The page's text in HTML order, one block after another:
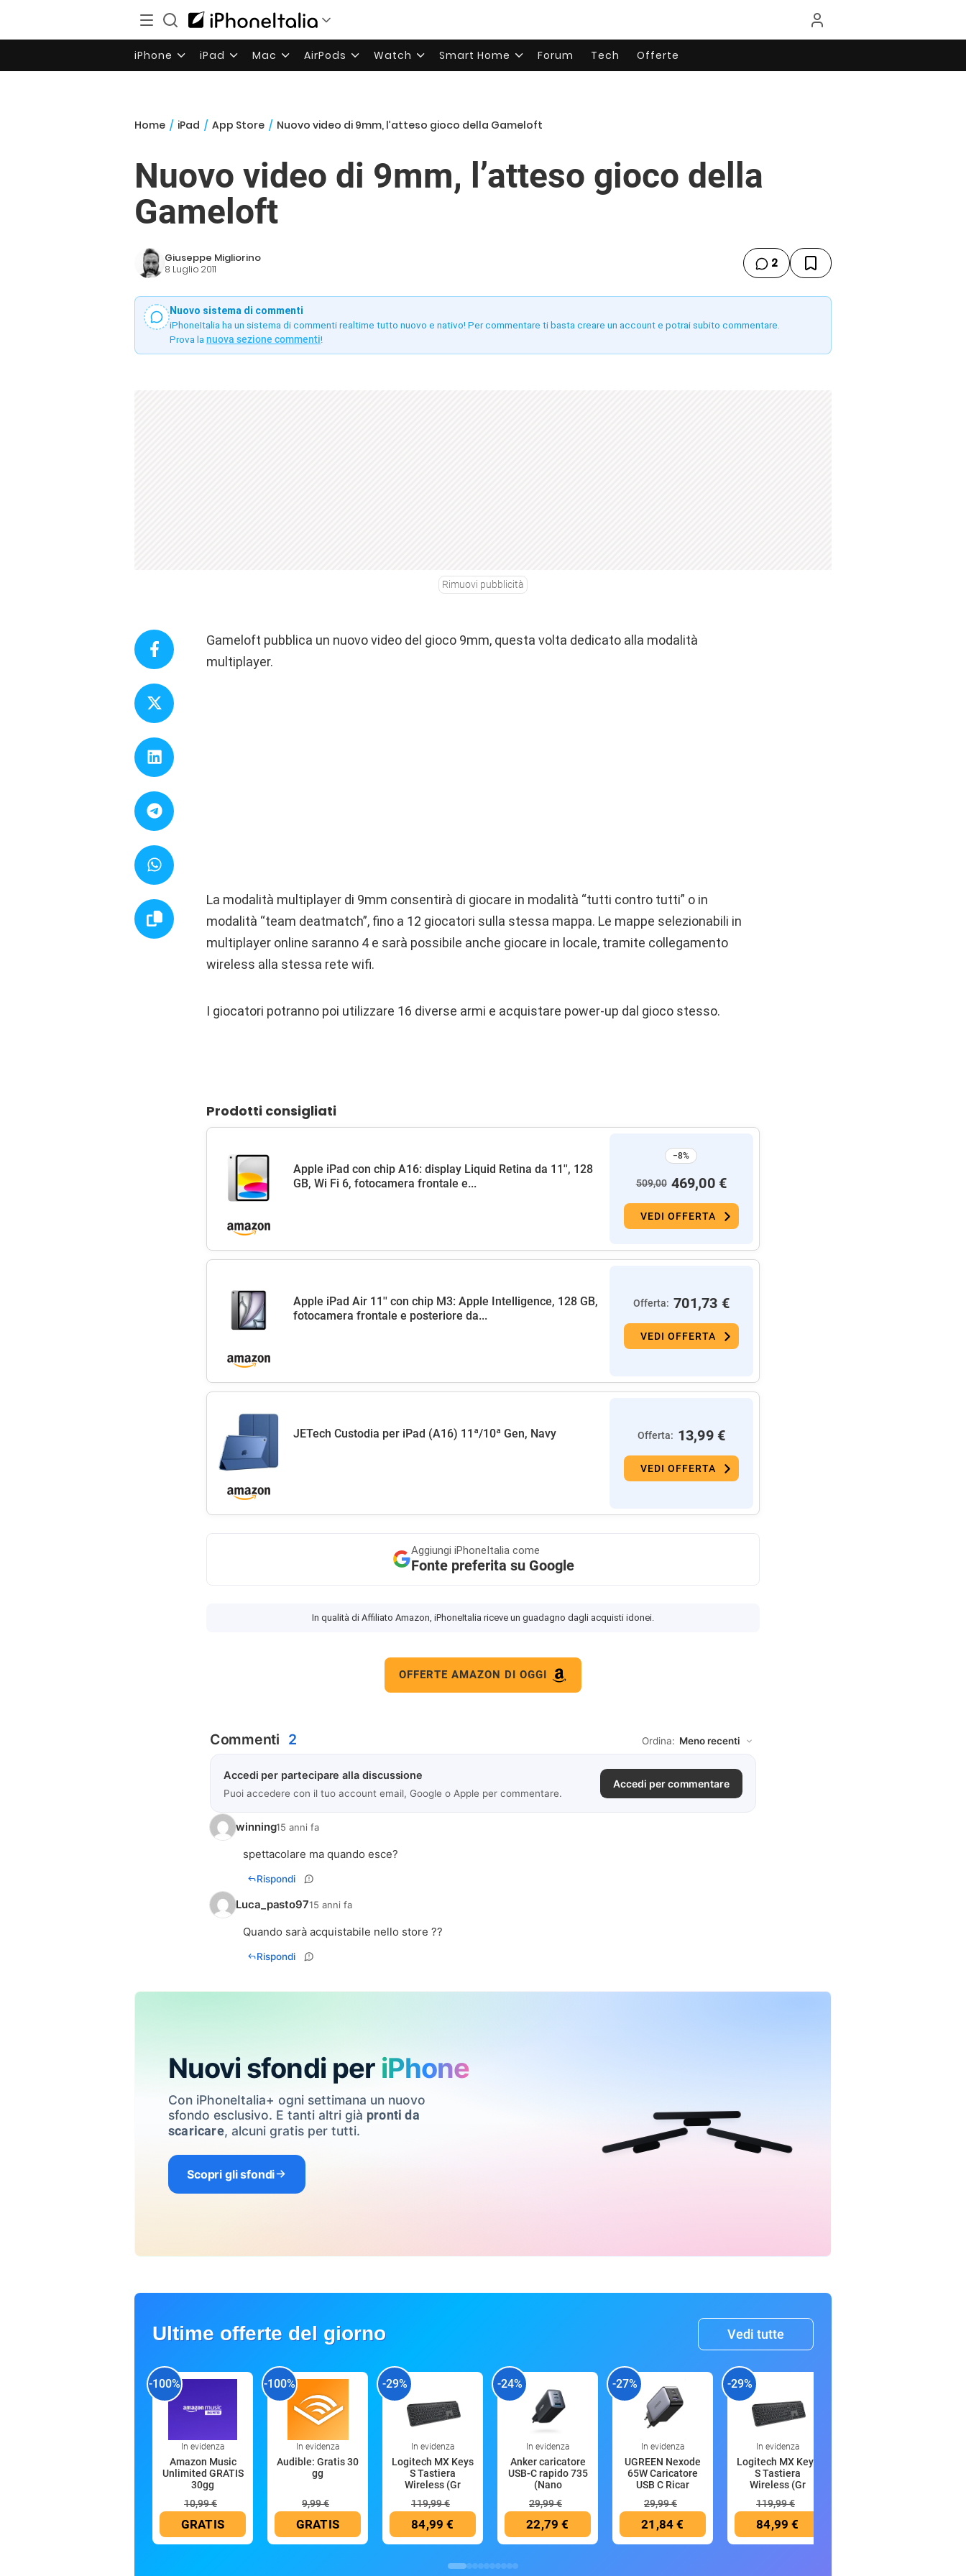
iPhone iPad Mac AirPods Watch Smart Home Forum Tech Offerte
Home / iPad / App Store / Nuovo video di 9mm, l’atteso gioco della Gameloft
Nuovo video di 9mm, l’atteso gioco della
Gameloft
Giuseppe Migliorino
8 Luglio 2011 2
Nuovo sistema di commenti
iPhoneItalia ha un sistema di commenti realtime tutto nuovo e nativo! Per commentare ti basta creare un account e potrai subito commentare.
Prova la nuova sezione commenti!
Rimuovi pubblicità
Gameloft pubblica un nuovo video del gioco 9mm, questa volta dedicato alla modalità
multiplayer.
La modalità multiplayer di 9mm consentirà di giocare in modalità “tutti contro tutti” o in
modalità “team deatmatch”, fino a 12 giocatori sulla stessa mappa. Le mappe selezionabili in
multiplayer online saranno 4 e sarà possibile anche giocare in locale, tramite collegamento
wireless alla stessa rete wifi.
I giocatori potranno poi utilizzare 16 diverse armi e acquistare power-up dal gioco stesso.
Prodotti consigliati
Apple iPad con chip A16: display Liquid Retina da 11'', 128
GB, Wi Fi 6, fotocamera frontale e...
−8%
509,00 469,00 €
VEDI OFFERTA
Apple iPad Air 11'' con chip M3: Apple Intelligence, 128 GB,
fotocamera frontale e posteriore da...
Offerta: 701,73 €
VEDI OFFERTA
JETech Custodia per iPad (A16) 11ª/10ª Gen, Navy Offerta: 13,99 €
VEDI OFFERTA
Aggiungi iPhoneItalia come
Fonte preferita su Google
In qualità di Affiliato Amazon, iPhoneItalia riceve un guadagno dagli acquisti idonei.
OFFERTE AMAZON DI OGGI
Commenti 2 Ordina:
Accedi per partecipare alla discussione
Puoi accedere con il tuo account email, Google o Apple per commentare.
Accedi per commentare
winning15 anni fa
spettacolare ma quando esce?
Rispondi
Luca_pasto9715 anni fa
Rispondi
Nuovi sfondi per iPhone
Con iPhoneItalia+ ogni settimana un nuovo
sfondo esclusivo. E tanti altri già pronti da
scaricare, alcuni gratis per tutti.
Scopri gli sfondi
Ultime offerte del giorno Vedi tutte
-100%
In evidenza
Amazon Music
Unlimited GRATIS
30gg
10,99 €
GRATIS
-100%
In evidenza
Audible: Gratis 30
gg
9,99 €
GRATIS
-29%
In evidenza
Logitech MX Keys
S Tastiera
Wireless (Gr
119,99 €
84,99 €
-24%
In evidenza
Anker caricatore
USB-C rapido 735
(Nano
29,99 €
22,79 €
-27%
In evidenza
UGREEN Nexode
65W Caricatore
USB C Ricar
29,99 €
21,84 €
-29%
In evidenza
Logitech MX Keys
S Tastiera
Wireless (Gr
119,99 €
84,99 €